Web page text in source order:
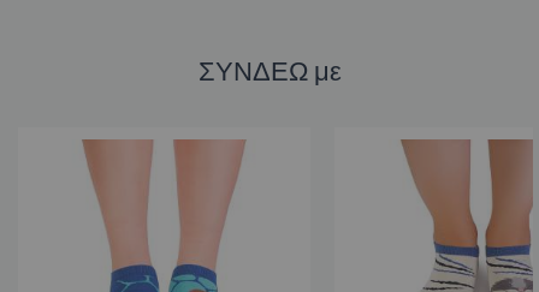
ΣΥΝΔΕΩ με